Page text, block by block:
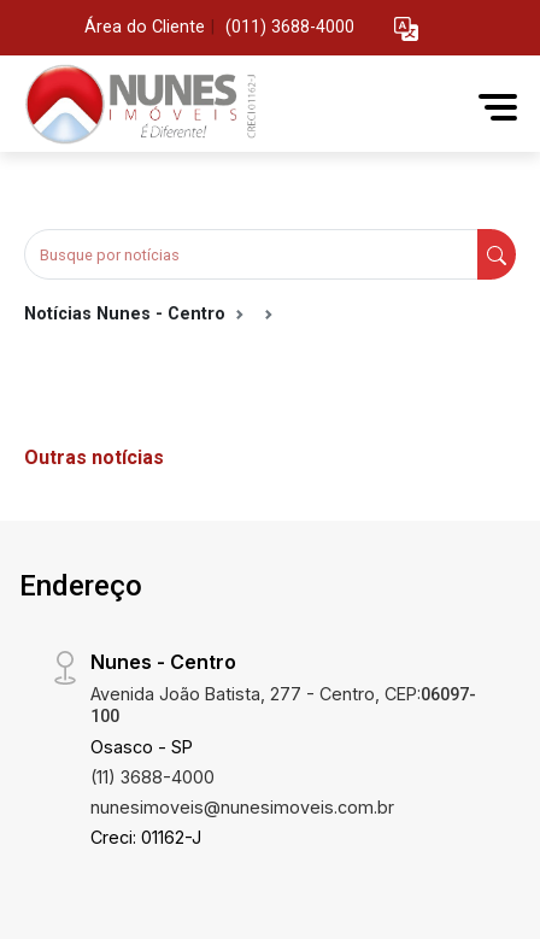
Área do Cliente (011) 3688-4000
Notícias Nunes - Centro
Outras notícias
Endereço
Nunes - Centro
Avenida João Batista, 277 - Centro, CEP:06097-
100
Osasco - SP
(11) 3688-4000
nunesimoveis@nunesimoveis.com.br
Creci: 01162-J